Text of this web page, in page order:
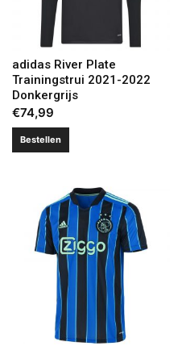
adidas River Plate
Trainingstrui 2021-2022
Donkergrijs
€74,99
Bestellen